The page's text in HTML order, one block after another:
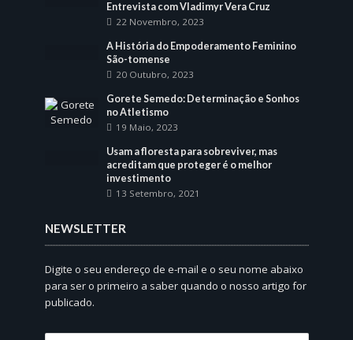
Entrevista com Vladimyr Vera Cruz
22 Novembro, 2023
A História do Empoderamento Feminino
São-tomense
20 Outubro, 2023
Gorete Semedo: Determinação e Sonhos
no Atletismo
19 Maio, 2023
Usam a floresta para sobreviver, mas
acreditam que proteger é o melhor
investimento
13 Setembro, 2021
NEWSLETTER
Digite o seu endereço de e-mail e o seu nome abaixo
para ser o primeiro a saber quando o nosso artigo for
publicado.